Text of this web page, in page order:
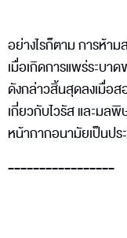
อย่างไรก็ตาม การห้า
เมื่อเกิดการแพร่ระบา
ดังกล่าวสิ้นสุดลงเมื่อ
เกี่ยวกับไวรัส และมล
หน้ากากอนามัยเป็นป
-----------------